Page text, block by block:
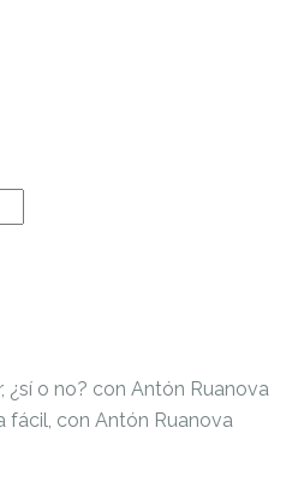
¿sí o no? con Antón Ruanova
fácil, con Antón Ruanova